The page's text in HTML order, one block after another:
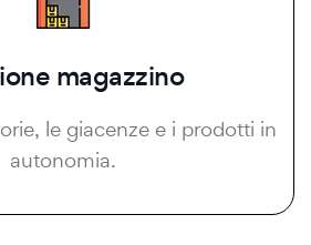
magazzino
le giacenze e i prodotti in
autonomia.